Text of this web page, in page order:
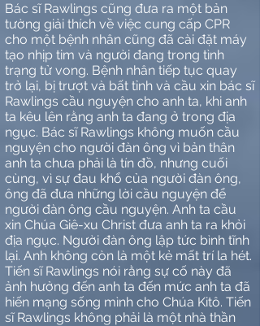
Bác sĩ Rawlings cũng đưa ra một bản
tường giải thích về việc cung cấp CPR
cho một bệnh nhân cũng đã cài đặt máy
tạo nhịp tim và người đang trong tình
trạng tử vong. Bệnh nhân tiếp tục quay
trở lại, bị trượt và bất tỉnh và cầu xin bác sĩ
Rawlings cầu nguyện cho anh ta, khi anh
ta kêu lên rằng anh ta đang ở trong địa
ngục. Bác sĩ Rawlings không muốn cầu
nguyện cho người đàn ông vì bản thân
anh ta chưa phải là tín đồ, nhưng cuối
cùng, vì sự đau khổ của người đàn ông,
ông đã đưa những lời cầu nguyện để
người đàn ông cầu nguyện. Anh ta cầu
xin Chúa Giê-xu Christ đưa anh ta ra khỏi
địa ngục. Người đàn ông lập tức bình tĩnh
lại. Anh không còn là một kẻ mất trí la hét.
Tiến sĩ Rawlings nói rằng sự cố này đã
ảnh hưởng đến anh ta đến mức anh ta đã
hiến mạng sống mình cho Chúa Kitô. Tiến
sĩ Rawlings không phải là một nhà thần